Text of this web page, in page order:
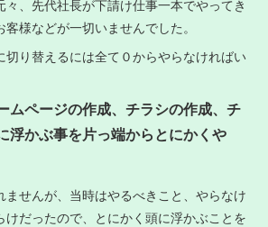
、先代社長が下請け仕事一本でやってき
様などが一切いませんでした。
切り替えるには全て０からやらなければい
ムページの作成、チラシの作成、チ
浮かぶ事を片っ端からとにかくや
ませんが、当時はやるべきこと、やらなけ
けだったので、とにかく頭に浮かぶことを